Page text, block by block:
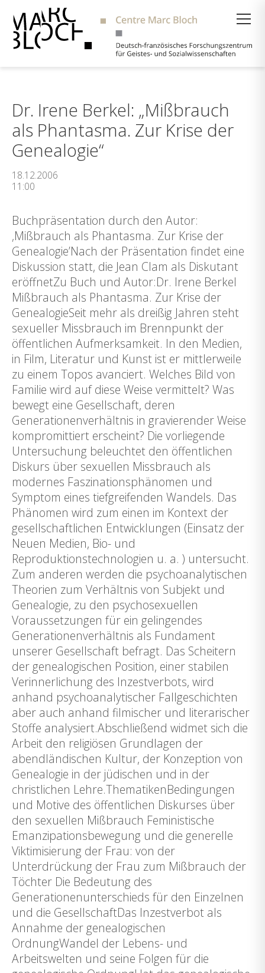
Dr. Irene Berkel: „Mißbrauch
als Phantasma. Zur Krise der
Genealogie“
18.12.2006
11:00
Buchpräsentation durch den Autor:
‚Mißbrauch als Phantasma. Zur Krise der
Genealogie’Nach der Präsentation findet eine
Diskussion statt, die Jean Clam als Diskutant
eröffnetZu Buch und Autor:Dr. Irene Berkel
Mißbrauch als Phantasma. Zur Krise der
GenealogieSeit mehr als dreißig Jahren steht
sexueller Missbrauch im Brennpunkt der
öffentlichen Aufmerksamkeit. In den Medien,
in Film, Literatur und Kunst ist er mittlerweile
zu einem Topos avanciert. Welches Bild von
Familie wird auf diese Weise vermittelt? Was
bewegt eine Gesellschaft, deren
Generationenverhältnis in gravierender Weise
kompromittiert erscheint? Die vorliegende
Untersuchung beleuchtet den öffentlichen
Diskurs über sexuellen Missbrauch als
modernes Faszinationsphänomen und
Symptom eines tiefgreifenden Wandels. Das
Phänomen wird zum einen im Kontext der
gesellschaftlichen Entwicklungen (Einsatz der
Neuen Medien, Bio- und
Reproduktionstechnologien u. a. ) untersucht.
Zum anderen werden die psychoanalytischen
Theorien zum Verhältnis von Subjekt und
Genealogie, zu den psychosexuellen
Voraussetzungen für ein gelingendes
Generationenverhältnis als Fundament
unserer Gesellschaft befragt. Das Scheitern
der genealogischen Position, einer stabilen
Verinnerlichung des Inzestverbots, wird
anhand psychoanalytischer Fallgeschichten
aber auch anhand filmischer und literarischer
Stoffe analysiert.Abschließend widmet sich die
Arbeit den religiösen Grundlagen der
abendländischen Kultur, der Konzeption von
Genealogie in der jüdischen und in der
christlichen Lehre.ThematikenBedingungen
und Motive des öffentlichen Diskurses über
den sexuellen Mißbrauch Feministische
Emanzipationsbewegung und die generelle
Viktimisierung der Frau: von der
Unterdrückung der Frau zum Mißbrauch der
Töchter Die Bedeutung des
Generationenunterschieds für den Einzelnen
und die GesellschaftDas Inzestverbot als
Annahme der genealogischen
OrdnungWandel der Lebens- und
Arbeitswelten und seine Folgen für die